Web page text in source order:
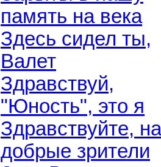
память на века
Здесь сидел ты,
Валет
Здравствуй,
"Юность", это я
Здравствуйте,
добрые зрители